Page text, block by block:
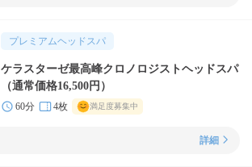
プレミアムヘッドスパ
ケラスターゼ最高峰クロノロジストヘッドスパ
（通常価格16,500円）
60分 4枚 満足度募集中
詳細